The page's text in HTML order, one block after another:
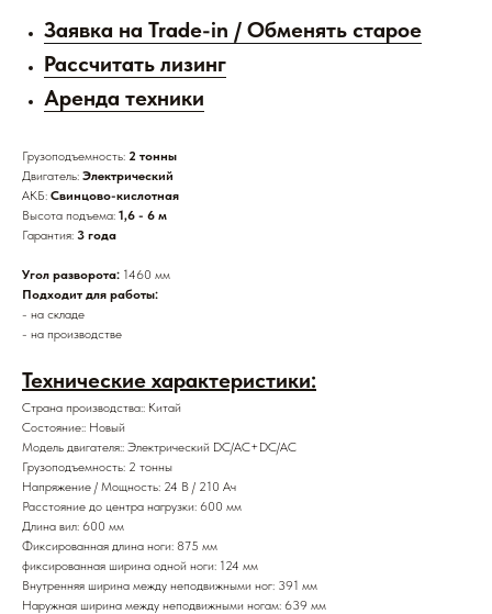
Заявка на Trade-in / Обменять старое
Рассчитать лизинг
Аренда техники
Грузоподъемность: 2 тонны
Двигатель: Электрический
АКБ: Свинцово-кислотная
Высота подъема: 1,6 - 6 м
Гарантия: 3 года
Угол разворота: 1460 мм
Подходит для работы:
- на складе
- на производстве
Технические характеристики:
Страна производства:: Китай
Состояние:: Новый
Модель двигателя:: Электрический DC/AC+DC/AC
Грузоподъемность: 2 тонны
Напряжение / Мощность: 24 В / 210 Ач
Расстояние до центра нагрузки: 600 мм
Длина вил: 600 мм
Фиксированная длина ноги: 875 мм
фиксированная ширина одной ноги: 124 мм
Внутренняя ширина между неподвижными ног: 391 мм
Наружная ширина между неподвижными ногам: 639 мм